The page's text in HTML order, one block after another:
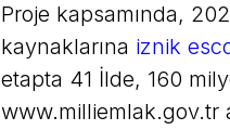
Proje kapsamında,
kaynaklarına iznik
etapta 41 İlde, 160
www.milliemlak.gov.tr